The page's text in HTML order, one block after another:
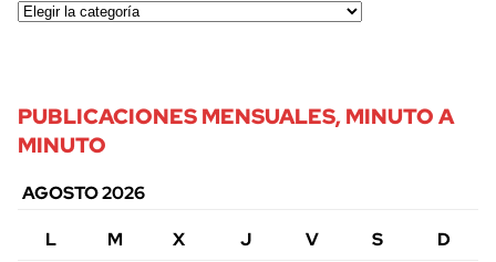
PUBLICACIONES MENSUALES, MINUTO A
MINUTO
AGOSTO 2026
L
M X J V S D